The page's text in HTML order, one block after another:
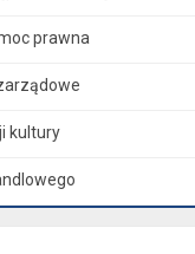
prawna
kultury